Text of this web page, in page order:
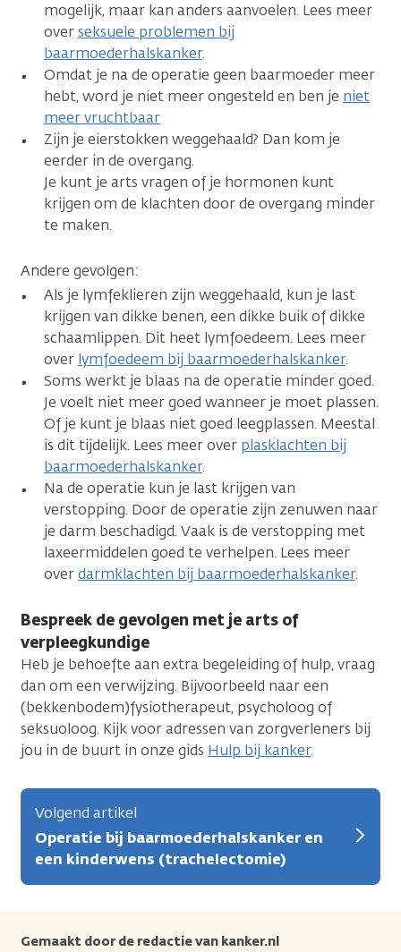
mogelijk, maar kan anders aanvoelen. Lees meer
overseksuele problemen bij
baarmoederhalskanker.
Omdat je na de operatie geen baarmoeder meer
hebt, word je niet meer ongesteld en ben je niet
meer vruchtbaar
Zijn je eierstokken weggehaald? Dan kom je
eerder in de overgang.
Je kunt je arts vragen of je hormonen kunt
krijgen om de klachten door de overgang minder
te maken.
Andere gevolgen:
Als je lymfeklieren zijn weggehaald, kun je last
krijgen van dikke benen, een dikke buik of dikke
schaamlippen. Dit heet lymfoedeem. Lees meer
over lymfoedeem bij baarmoederhalskanker.
Soms werkt je blaas na de operatie minder goed.
Je voelt niet meer goed wanneer je moet plassen.
Of je kunt je blaas niet goed leegplassen. Meestal
is dit tijdelijk. Lees meer over plasklachten bij
baarmoederhalskanker.
Na de operatie kun je last krijgen van
verstopping. Door de operatie zijn zenuwen naar
je darm beschadigd. Vaak is de verstopping met
laxeermiddelen goed te verhelpen. Lees meer
overdarmklachten bij baarmoederhalskanker.
Bespreek de gevolgen met je arts of
verpleegkundige
Heb je behoefte aan extra begeleiding of hulp, vraag
dan om een verwijzing. Bijvoorbeeld naar een
(bekkenbodem)fysiotherapeut, psycholoog of
seksuoloog. Kijk voor adressen van zorgverleners bij
jou in de buurt in onze gids Hulp bij kanker.
Volgend artikel
Operatie bij baarmoederhalskanker en
een kinderwens (trachelectomie)
Gemaakt door de redactie van kanker.nl